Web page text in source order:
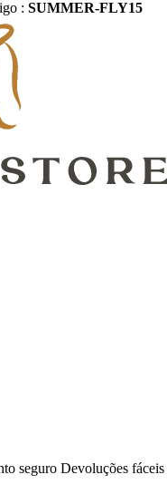
: SUMMER-FLY15
seguro Devoluções fáceis